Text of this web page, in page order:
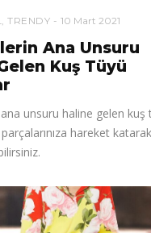
TRENDY 10 Mart 2021
Ana Unsuru
Kuş Tüyü
ana unsuru haline gelen kuş
hareket katarak